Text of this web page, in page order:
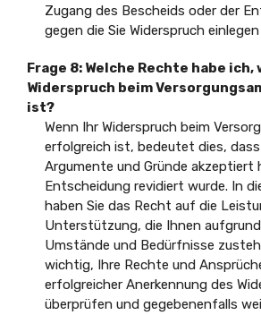
Zugang des Bescheids oder der
gegen die Sie Widerspruch
Frage 8: Welche Rechte habe ich,
Widerspruch beim
ist?
Wenn Ihr Widerspruch beim
erfolgreich ist, bedeutet dies,
Argumente und Gründe akzeptiert
Entscheidung revidiert wurde. In
haben Sie das Recht auf die
Unterstützung, die Ihnen
Umstände und Bedürfnisse
wichtig, Ihre Rechte und
erfolgreicher Anerkennung des
überprüfen und gegebenenfalls